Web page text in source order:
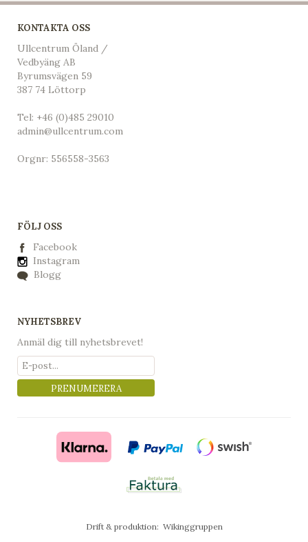
KONTAKTA OSS
Ullcentrum Öland /
Vedbyäng AB
Byrumsvägen 59
387 74 Löttorp
Tel: +46 (0)485 29010
admin@ullcentrum.com
Orgnr: 556558-3563
FÖLJ OSS
Facebook
Instagram
Blogg
NYHETSBREV
Anmäl dig till nyhetsbrevet!
PRENUMERERA
Drift & produktion: Wikinggruppen